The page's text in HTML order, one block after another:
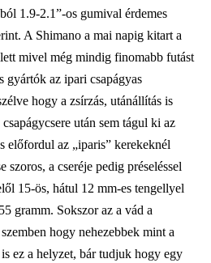
1.9-2.1”-os gumival érdemes
A Shimano a mai napig kitart a
mivel még mindig finomabb futást
gyártók az ipari csapágyas
hogy a zsírzás, utánállítás is
után sem tágul ki az
előfordul az „iparis” kerekeknél
szoros, a cseréje pedig préseléssel
15-ös, hátul 12 mm-es tengellyel
gramm. Sokszor az a vád a
hogy nehezebbek mint a
ez a helyzet, bár tudjuk hogy egy